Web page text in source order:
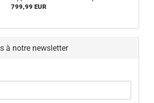
799,99 EUR
à notre newsletter